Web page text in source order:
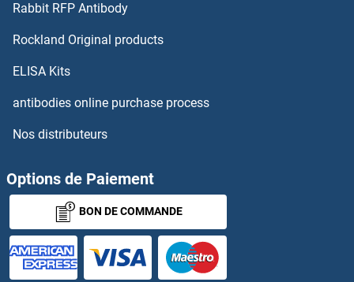
RASSF4 Anticorps
RASSF5 Anticorps
RASSF6 Anticorps
RASSF8 Anticorps
RASSF9 Anticorps
Rabbit RFP Antibody
Rockland Original products
ELISA Kits
antibodies online purchase process
Nos distributeurs
Options de Paiement
BON DE COMMANDE